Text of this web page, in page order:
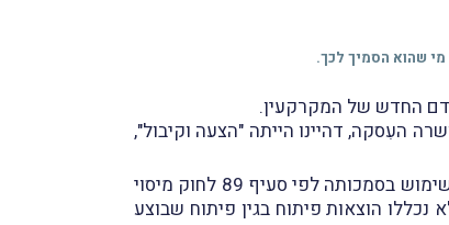
החדש של המקרקעין.
מקרה, משאושרה העִסקה, דהיינו הייתה "הצעה וקיבול",
מחלוקת נוספת בין הצדדים התעוררה סביב טענת המשיב, כי לא רק שעל הוועדה לדחות את הערר, אלא שעליה לעשות שימוש בסמכותה לפי סעיף 89 לחוק מיסוי
הוצאות פיתוח בגין פיתוח שבוצע